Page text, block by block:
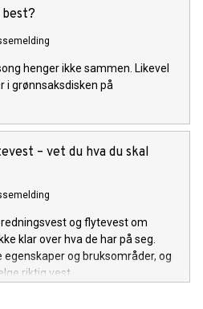
henger ikke sammen. Likevel
i grønnsaksdisken på
– vet du hva du skal
og flytevest om
klar over hva de har på seg.
egenskaper og bruksområder, og
riktig vest.